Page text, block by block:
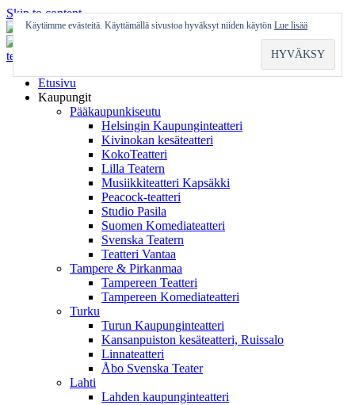
Skip to content
Etusivu
Kaupungit
Pääkaupunkiseutu
Helsingin Kaupunginteatteri
Kivinokan kesäteatteri
KokoTeatteri
Lilla Teatern
Musiikkiteatteri Kapsäkki
Peacock-teatteri
Studio Pasila
Suomen Komediateatteri
Svenska Teatern
Teatteri Vantaa
Tampere & Pirkanmaa
Tampereen Teatteri
Tampereen Komediateatteri
Turku
Turun Kaupunginteatteri
Kansanpuiston kesäteatteri, Ruissalo
Linnateatteri
Åbo Svenska Teater
Lahti
Lahden kaupunginteatteri
Käytämme evästeitä. Käyttämällä sivustoa hyväksyt niiden käytön Lue lisää